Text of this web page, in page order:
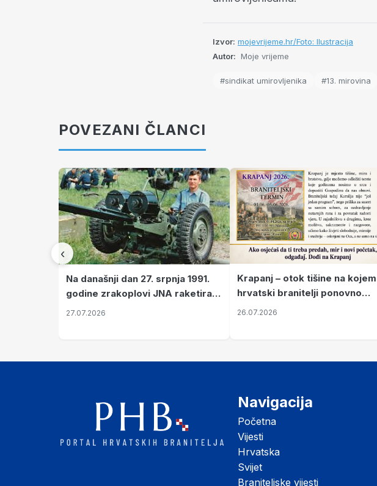
Izvor: mojevrijeme.hr/Foto: Ilustracija
Autor: Moje vrijeme
#sindikat umirovljenika #13. mirovina
POVEZANI ČLANCI
‹
Na današnji dan 27. srpnja 1991.
godine zrakoplovi JNA raketirali
su vojarnu i obučni centar "Nikola
27.07.2026
Krapanj – otok tišine na kojem
hrvatski branitelji ponovno
pronalaze mir
26.07.2026
Navigacija
Početna
Vijesti
Hrvatska
Svijet
Braniteljske vijesti